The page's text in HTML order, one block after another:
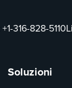
+1-316-828-5110
Soluzioni